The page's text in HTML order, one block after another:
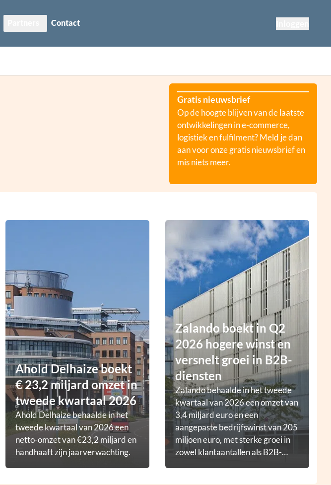
Contact
Gratis nieuwsbrief
Op de hoogte blijven van de laatste
ontwikkelingen in e-commerce,
logistiek en fulfilment? Meld je dan
aan voor onze gratis nieuwsbrief en
mis niets meer.
Ahold Delhaize boekt
€ 23,2 miljard omzet in
tweede kwartaal 2026
Ahold Delhaize behaalde in het
tweede kwartaal van 2026 een
netto-omzet van €23,2 miljard en
handhaaft zijn jaarverwachting.
Zalando boekt in Q2
2026 hogere winst en
versnelt groei in B2B-
diensten
Zalando behaalde in het tweede
kwartaal van 2026 een omzet van
3,4 miljard euro en een
aangepaste bedrijfswinst van 205
miljoen euro, met sterke groei in
zowel klantaantallen als B2B-